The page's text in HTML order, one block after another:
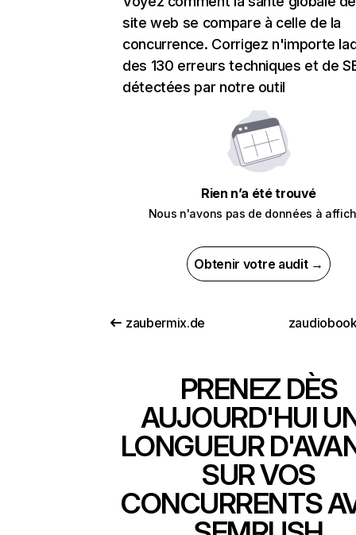
site web se compare à celle de la
concurrence. Corrigez n'importe
des 130 erreurs techniques et de
détectées par notre outil
Rien n’a été trouvé
Nous n'avons pas de données à
Obtenir votre audit →
zaubermix.de
PRENEZ DÈS
AUJOURD'HUI
LONGUEUR
SUR VOS
CONCURRENTS